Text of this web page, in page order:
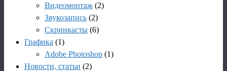
Видеомонтаж (2)
Звукозапись (2)
Скринкасты (6)
Графика (1)
Adobe Photoshop (1)
Новости, статьи (2)